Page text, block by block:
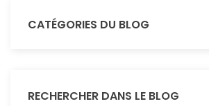
CATÉGORIES DU BLOG
RECHERCHER DANS LE BLOG